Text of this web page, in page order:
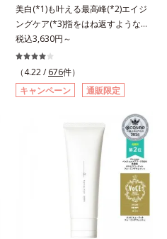
(*4)が詰まりや黒ずみも溶かして、
毛穴の目立ちにくいすべすべ肌に洗
い上げます。大人肌のためのくすみ
(*5)を晴らすアプローチによって圧
巻の洗浄力と保湿力を叶え、毛穴目
立ち(*6)や乾燥によるくすみをケア
し、毎日のメイクが楽しくなる晴れ
やかな肌に導きます。*1 ポーラ化
成独自の（Ｃ１２－２０）アルキル
グルコシド（保湿）で形成するミセ
ルから、汚れをはね返す水の膜をつ
くる技術が日本初（2024年12月時
点、J－GLOBALによる自社調べ）
*2 オルビス内でかつてないオイル
クレンジングのこと*3 ポーラ化成
独自の（Ｃ１２－２０）アルキルグ
美白(*1)も叶える最高峰(*2)エイジ
ングケア(*3)指をはね返すような弾
力感が宿るハリ感 濃密フィットク
リーム。ハリも透明感(*4)も結果主
義。年齢サイン(*5)の因子に着目し
た肌科学エイジングケア(*3)シリー
ズ。オルビスユー ドットシリーズ
は、年齢による肌悩み一つ一つを対
処するのではなく、肌で起きている
ことの根本原因に着目。加齢ととも
に現れる年齢サインについて研究を
進めたところ、弾力感のない状態で
ある「ハリのなさ」や、くすみ(*6)
などが現れている状態である「透明
感のなさ」が、大人の肌印象に大き
税込3,630円～
（4.22 / 676件）
キャンペーン
通販限定